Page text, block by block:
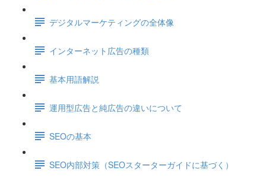
デジタルマーケティングの全体像
インターネット広告の種類
基本用語解説
運用型広告と純広告の違いについて
SEOの基本
SEO内部対策（SEOスターターガイドに基づく）